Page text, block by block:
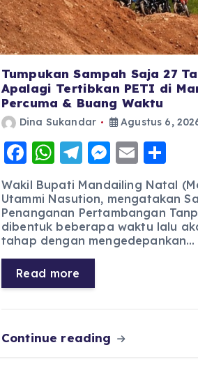
Tumpukan Sampah Saja 27
Apalagi Tertibkan PETI di
Percuma & Buang Waktu
Dina Sukandar Agustus 6,
F
a
c
e
b
o
o
k
W
h
a
ts
A
p
p
T
el
e
g
r
a
m
M
e
ss
e
n
E
m
ai
l
h
a
re
Wakil Bupati Mandailing Natal
Utammi Nasution, mengatakan
Penanganan Pertambangan
dibentuk beberapa waktu lalu
tahap dengan mengedepankan…
Read more
Continue reading